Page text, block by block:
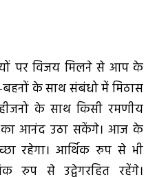
पर विजय मिलने से आप के
बहनों के साथ संबंधो में मिठास
के साथ किसी रमणीय
का आनंद उठा सकेंगे। आज के
रहेगा। आर्थिक रुप से भी
रुप से उद्वेगरहित रहेंगे।